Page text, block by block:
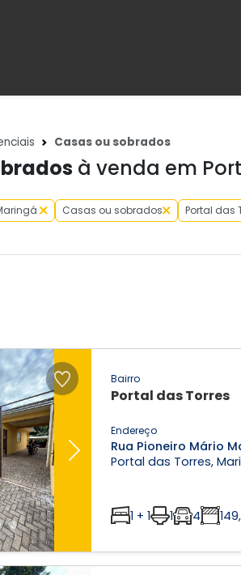
Casas ou sobrados
à venda em
Casas ou sobrados Portal das
Next
Bairro
Portal das Torres
Endereço
Rua Pioneiro Mário
Portal das Torres,
1 + 1 1 4